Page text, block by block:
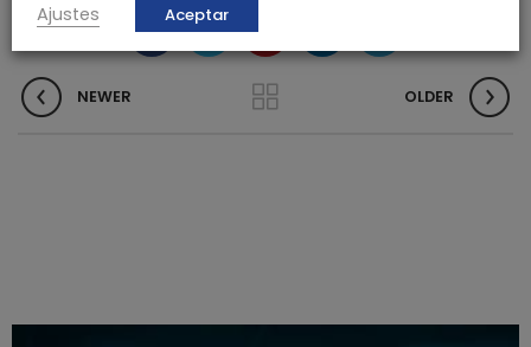
NEWER OLDER
Ajustes Aceptar